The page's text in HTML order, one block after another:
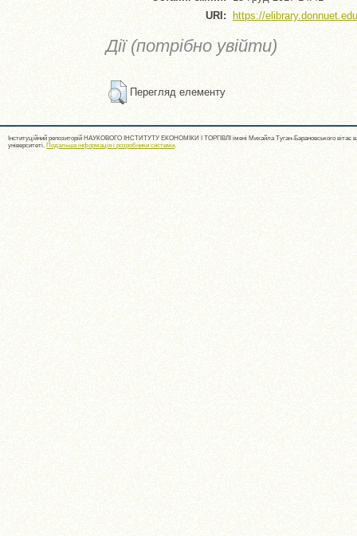
URI:
https://
Дії (потрібно увійти)
Перегляд елементу
Інституційний репозиторій НАУКОВОГО ІНСТИТУТУ ЕКОНОМІКИ І ТОРГІВЛІ імені Михайла Туган-Барановського вітає
університеті. Подальша інформація і розробники системи